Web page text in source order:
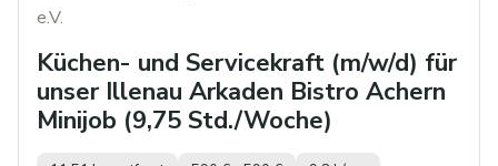
e.V.
Küchen- und Servicekraft (m/w/d) für
unser Illenau Arkaden Bistro Achern
Minijob (9,75 Std./Woche)